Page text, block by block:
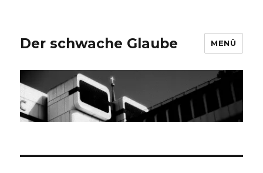
Der schwache Glaube MENÜ